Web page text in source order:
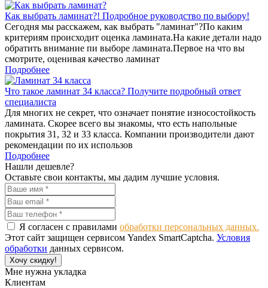
Как выбрать ламинат?! Подробное руководство по выбору!
Сегодня мы расскажем, как выбрать "ламинат"?По каким
критериям происходит оценка ламината.На какие детали надо
обратить внимание пи выборе ламината.Первое на что вы
смотрите, оценивая качество ламинат
Подробнее
Что такое ламинат 34 класса? Получите подробный ответ
специалиста
Для многих не секрет, что означает понятие износостойкость
ламината. Скорее всего вы знакомы, что есть напольные
покрытия 31, 32 и 33 класса. Компании производители дают
рекомендации по их использов
Подробнее
Нашли дешевле?
Оставьте свои контакты, мы дадим лучшие условия.
Я согласен с правилами обработки персональных данных.
Этот сайт защищен сервисом Yandex SmartCaptcha. Условия
обработки данных сервисом.
Хочу скидку!
Мне нужна укладка
Клиентам